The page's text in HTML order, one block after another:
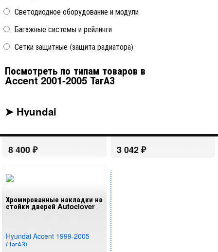
Светодиодное оборудование и модули
Багажные системы и рейлинги
Сетки защитные (защита радиатора)
Посмотреть по типам товаров в
Accent 2001-2005 ТагАЗ
➤ Hyundai
Хромированные молдинги на
Autoclover
(ТагАЗ)
Хромированные накладки на
стойки дверей Autoclover
Hyundai Accent 1999-2005
(ТагАЗ)